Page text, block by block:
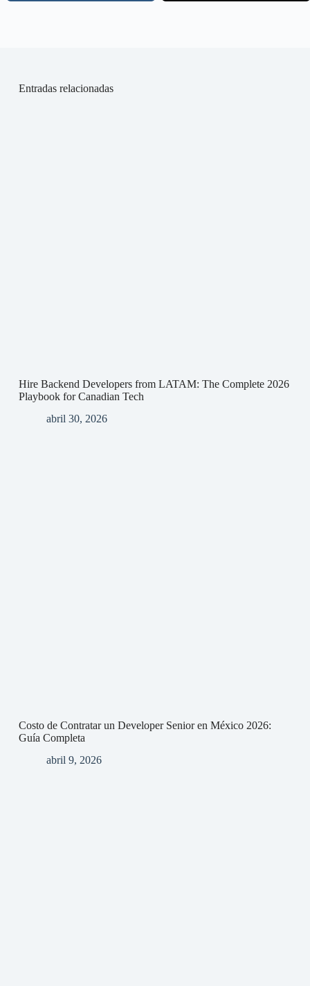
Entradas relacionadas
Hire Backend Developers from LATAM: The Complete 2026
Playbook for Canadian Tech
abril 30, 2026
Costo de Contratar un Developer Senior en México 2026:
Guía Completa
abril 9, 2026